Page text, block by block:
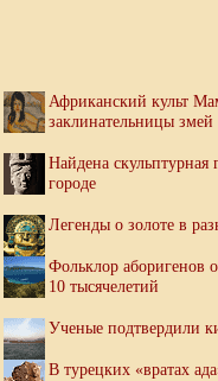
Африканский культ
заклинательницы змей
Найдена скульптурная
городе
Легенды о золоте в
Фольклор аборигенов
10 тысячелетий
Ученые подтвердили
В турецких «вратах